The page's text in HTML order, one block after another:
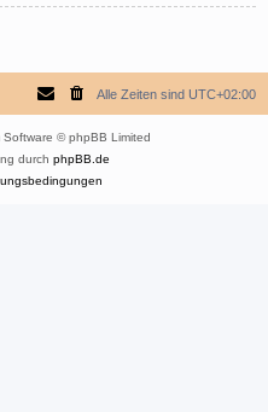
Alle Zeiten sind UTC+02:00
Software © phpBB Limited
durch phpBB.de